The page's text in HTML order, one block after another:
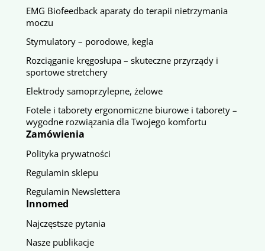
EMG Biofeedback aparaty do terapii nietrzymania
moczu
Stymulatory – porodowe, kegla
Rozciąganie kręgosłupa – skuteczne przyrządy i
sportowe stretchery
Elektrody samoprzylepne, żelowe
Fotele i taborety ergonomiczne biurowe i taborety –
wygodne rozwiązania dla Twojego komfortu
Zamówienia
Polityka prywatności
Regulamin sklepu
Regulamin Newslettera
Innomed
Najczęstsze pytania
Nasze publikacje